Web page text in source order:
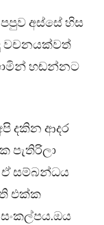
අස්සේ හිස
වචනයක්වත්
හඬන්නට
දකින ආදර
පැතිරිලා
ඒ සම්බන්ධය
එක්ක